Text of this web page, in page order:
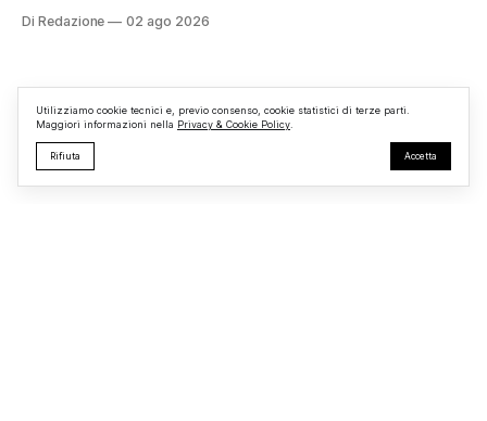
struttura adibita a ufficio vendite. Sul posto sono intervenuti
Di Redazione 02 ago 2026
Utilizziamo cookie tecnici e, previo consenso, cookie statistici di terze parti.
Maggiori informazioni nella Privacy & Cookie Policy
Rifiuta Accetta